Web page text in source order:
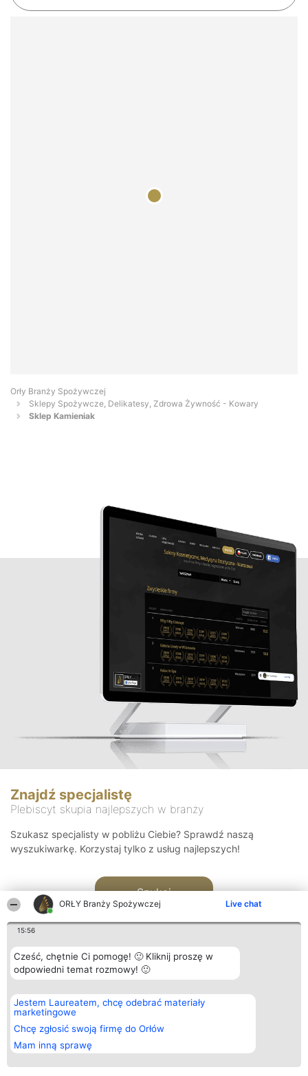
ORŁY Branży Spożywczej Live chat
15:56
Cześć, chętnie Ci pomogę! 🙂 Kliknij proszę w
odpowiedni temat rozmowy! 🙂
Jestem Laureatem, chcę odebrać materiały
marketingowe
Chcę zgłosić swoją firmę do Orłów
Mam inną sprawę
Orły Branży Spożywczej
Sklepy Spożywcze, Delikatesy, Zdrowa Żywność - Kowary
Sklep Kamieniak
Znajdź specjalistę
Plebiscyt skupia najlepszych w branży
Szukasz specjalisty w pobliżu Ciebie? Sprawdź naszą
wyszukiwarkę. Korzystaj tylko z usług najlepszych!
Szukaj
Organizator plebiscytu
Bright Side Solutions sp. z o.
o. sp. k.
ul. Ruska 22
Wrocław 50-079
KRS 0000749100 | Regon
381313360 | NIP 8943132676
Plebiscyt
Laureaci
wszystkich
Laureatów
Regulamin
Kontakt
Kontakt